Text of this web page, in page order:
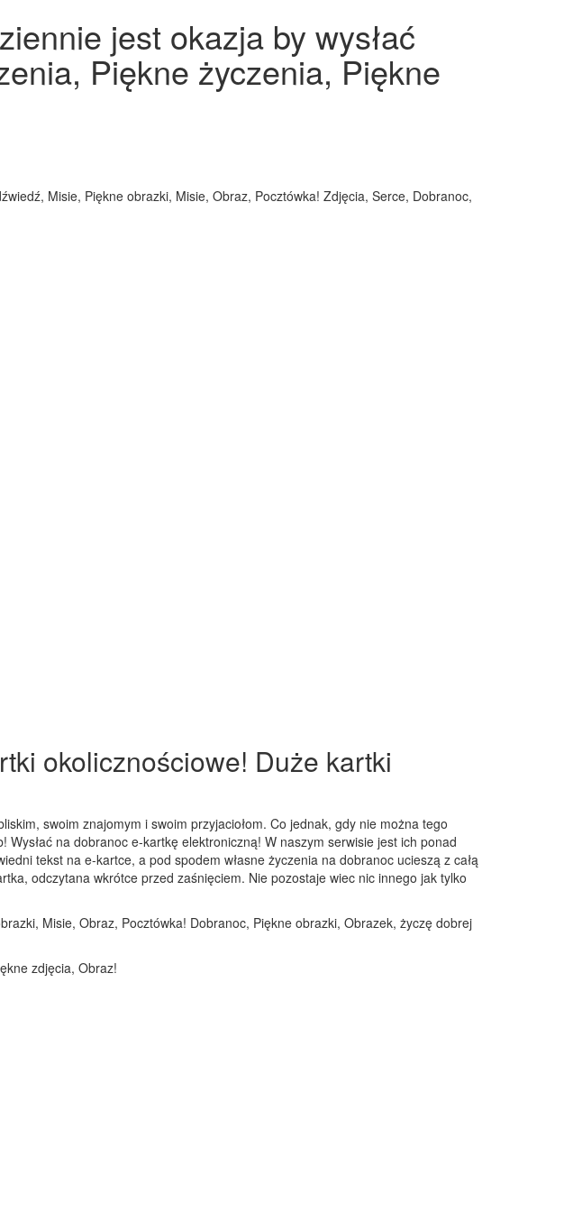
jest okazja by wysłać
Piękne życzenia, Piękne
Misie, Piękne obrazki, Misie, Obraz, Pocztówka! Zdjęcia, Serce, Dobranoc,
okolicznościowe! Duże kartki
swoim znajomym i swoim przyjaciołom. Co jednak, gdy nie można tego
na dobranoc e-kartkę elektroniczną! W naszym serwisie jest ich ponad
tekst na e-kartce, a pod spodem własne życzenia na dobranoc ucieszą z całą
odczytana wkrótce przed zaśnięciem. Nie pozostaje wiec nic innego jak tylko
Misie, Obraz, Pocztówka! Dobranoc, Piękne obrazki, Obrazek, życzę dobrej
zdjęcia, Obraz!